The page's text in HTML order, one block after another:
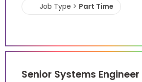
Job Type > Part Time
Senior Systems Engineer